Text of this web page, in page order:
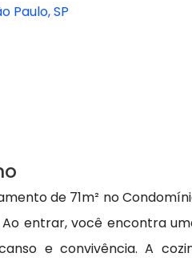
Paulo, SP
de 71m² no
entrar, você encontra
e convivência. A